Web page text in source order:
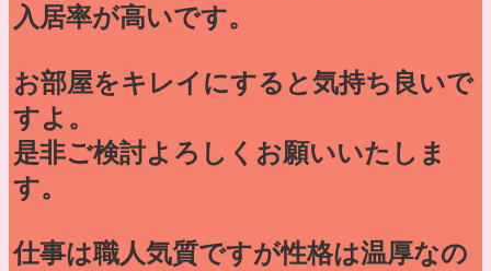
入居率が高いです。
お部屋をキレイにすると気持ち良いで
すよ。
是非ご検討よろしくお願いいたしま
す。
仕事は職人気質ですが性格は温厚なの